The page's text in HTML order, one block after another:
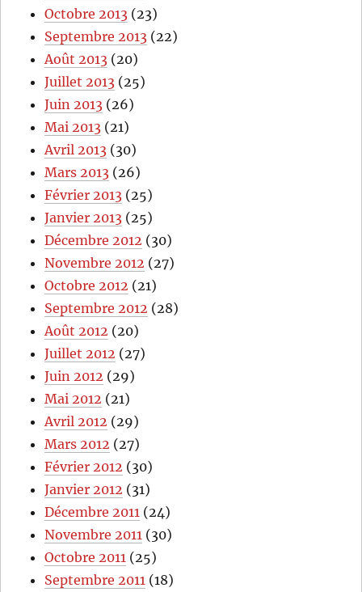
Octobre 2013 (23)
Septembre 2013 (22)
Août 2013 (20)
Juillet 2013 (25)
Juin 2013 (26)
Mai 2013 (21)
Avril 2013 (30)
Mars 2013 (26)
Février 2013 (25)
Janvier 2013 (25)
Décembre 2012 (30)
Novembre 2012 (27)
Octobre 2012 (21)
Septembre 2012 (28)
Août 2012 (20)
Juillet 2012 (27)
Juin 2012 (29)
Mai 2012 (21)
Avril 2012 (29)
Mars 2012 (27)
Février 2012 (30)
Janvier 2012 (31)
Décembre 2011 (24)
Novembre 2011 (30)
Octobre 2011 (25)
Septembre 2011 (18)